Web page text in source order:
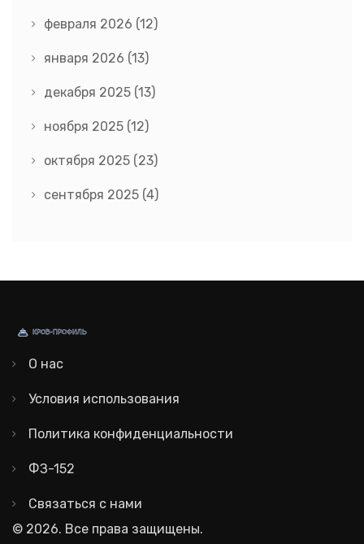
февраля 2026 (12)
января 2026 (13)
декабря 2025 (13)
ноября 2025 (12)
октября 2025 (23)
сентября 2025 (4)
О нас
Условия использования
Политика конфиденциальности
ФЗ-152
Связаться с нами
© 2026. Все права защищены.